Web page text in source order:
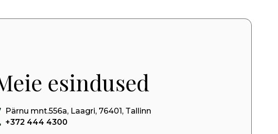
esindused
Pärnu mnt.556a, Laagri, 76401, Tallinn
+372 444 4300